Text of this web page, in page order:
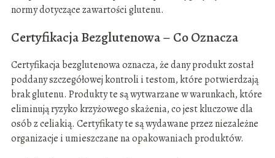
normy dotyczące zawartości glutenu.
Certyfikacja Bezglutenowa – Co Oznacza
Certyfikacja bezglutenowa oznacza, że dany produkt został
poddany szczegółowej kontroli i testom, które potwierdzają
brak glutenu. Produkty te są wytwarzane w warunkach, które
eliminują ryzyko krzyżowego skażenia, co jest kluczowe dla
osób z celiakią. Certyfikaty te są wydawane przez niezależne
organizacje i umieszczane na opakowaniach produktów.